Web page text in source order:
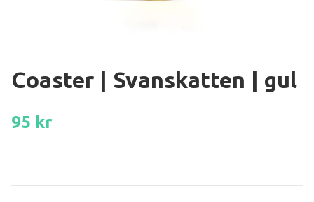
Coaster | Svanskatten | gul
95 kr